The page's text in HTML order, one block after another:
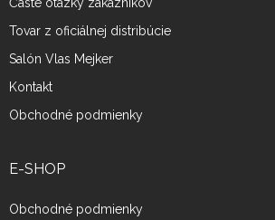
Tovar z oficiálnej distribúcie
Salón Vlas Mejker
Kontakt
Obchodné podmienky
E-SHOP
Obchodné podmienky